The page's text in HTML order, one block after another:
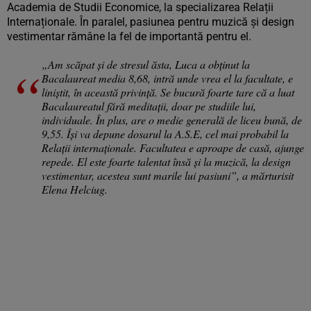
Academia de Studii Economice, la specializarea Relații
Internaționale. În paralel, pasiunea pentru muzică și design
vestimentar rămâne la fel de importantă pentru el.
„Am scăpat și de stresul ăsta, Luca a obținut la
Bacalaureat media 8,68, intră unde vrea el la facultate, e
liniștit, în această privință. Se bucură foarte tare că a luat
Bacalaureatul fără meditații, doar pe studiile lui,
individuale. În plus, are o medie generală de liceu bună, de
9,55. Își va depune dosarul la A.S.E, cel mai probabil la
Relații internaționale. Facultatea e aproape de casă, ajunge
repede. El este foarte talentat însă și la muzică, la design
vestimentar, acestea sunt marile lui pasiuni”, a mărturisit
Elena Helciug.